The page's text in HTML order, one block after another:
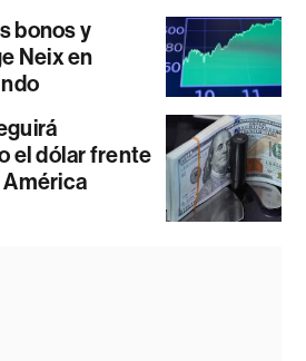
bonos y
Neix en
el dólar frente
América